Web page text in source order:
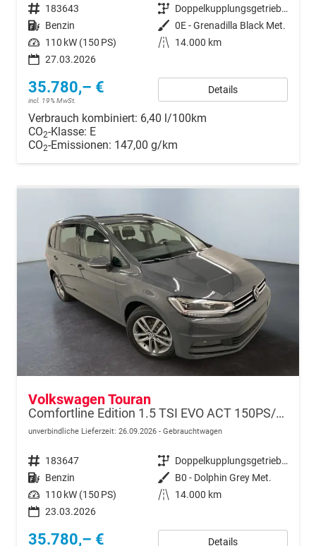
Fahrzeugnr. 183643 Getriebe
Doppelkupplungsgetriebe (DSG)
Kraftstoff Benzin Außenfarbe 0E - Grenadilla Black Met.
Leistung 110 kW (150 PS) Kilometerstand
14.000 km
27.03.2026
35.780,– €
incl. 19% MwSt.
Details
Verbrauch kombiniert: 6,40 l/100km
CO2-Klasse: E
CO2-Emissionen: 147,00 g/km
Volkswagen Touran
Comfortline Edition 1.5 TSI EVO ACT 150PS/110kW DSG7 2026 +AHK+TRAILER ASSIST+APP-Connect+RFK+17"ALU+SHZ
unverbindliche Lieferzeit: 26.09.2026 Gebrauchtwagen
Fahrzeugnr. 183647 Getriebe
Doppelkupplungsgetriebe (DSG)
Kraftstoff Benzin Außenfarbe B0 - Dolphin Grey Met.
Leistung 110 kW (150 PS) Kilometerstand
14.000 km
23.03.2026
35.780,– € Details